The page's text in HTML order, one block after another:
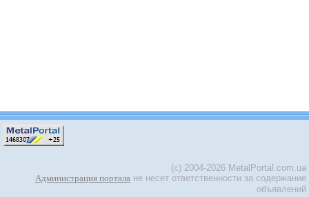
(c) 2004-2026 MetalPortal.com.ua
Администрация портала не несет ответственности за содержание
объявлений